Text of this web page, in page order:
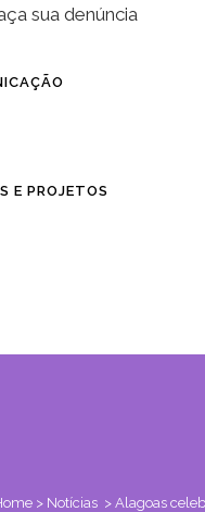
E PROJETOS
> Notícias > Alagoas